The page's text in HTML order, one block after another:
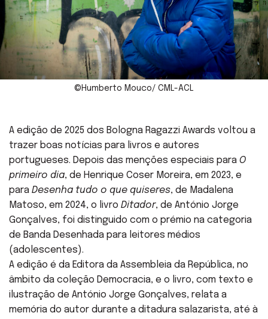
©Humberto Mouco/ CML-ACL
A edição de 2025 dos Bologna Ragazzi Awards voltou a
trazer boas notícias para livros e autores
portugueses. Depois das menções especiais para O
primeiro dia, de Henrique Coser Moreira, em 2023, e
para Desenha tudo o que quiseres, de Madalena
Matoso, em 2024, o livro Ditador, de António Jorge
Gonçalves, foi distinguido com o prémio na categoria
de Banda Desenhada para leitores médios
(adolescentes).
A edição é da Editora da Assembleia da República, no
âmbito da coleção Democracia, e o livro, com texto e
ilustração de António Jorge Gonçalves, relata a
memória do autor durante a ditadura salazarista, até à